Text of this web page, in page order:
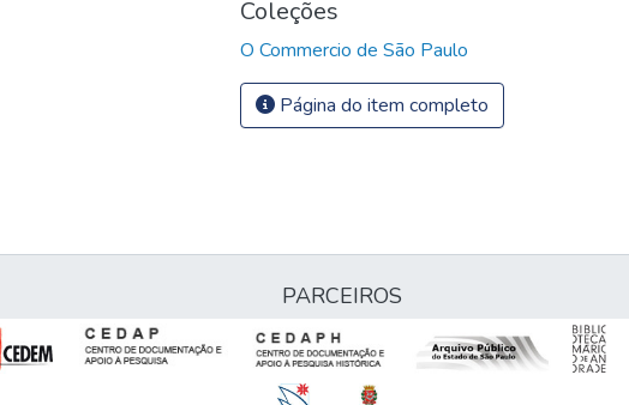
Coleções
O Commercio de São Paulo
Página do item completo
PARCEIROS